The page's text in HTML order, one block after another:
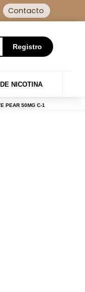
Contacto
Registro
NICOTINA
PEAR 50MG C-1